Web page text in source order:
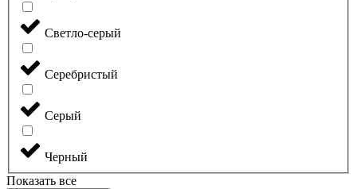
Светло-серый
Серебристый
Серый
Черный
Показать все